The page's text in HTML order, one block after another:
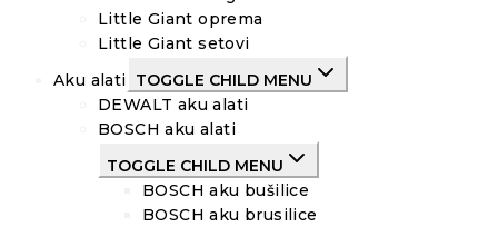
Little Giant oprema
Little Giant setovi
Aku alati TOGGLE CHILD MENU
DEWALT aku alati
BOSCH aku alati
TOGGLE CHILD MENU
BOSCH aku bušilice
BOSCH aku brusilice